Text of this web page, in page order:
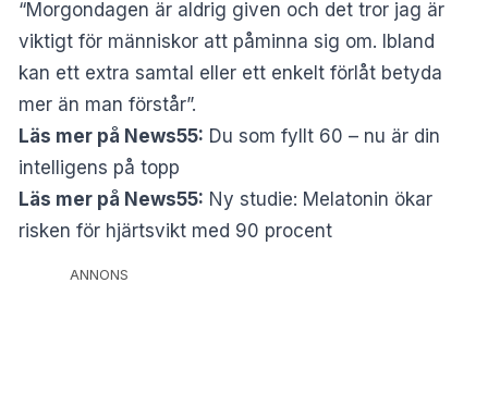
“Morgondagen är aldrig given och det tror jag är
viktigt för människor att påminna sig om. Ibland
kan ett extra samtal eller ett enkelt förlåt betyda
mer än man förstår”.
Läs mer på News55: Du som fyllt 60 – nu är din
intelligens på topp
Läs mer på News55: Ny studie: Melatonin ökar
risken för hjärtsvikt med 90 procent
ANNONS